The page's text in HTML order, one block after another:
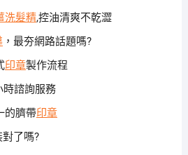
洗髮精,控油清爽不乾澀
，最夯網路話題嗎?
印章製作流程
時諮詢服務
的臍帶印章
對了嗎?